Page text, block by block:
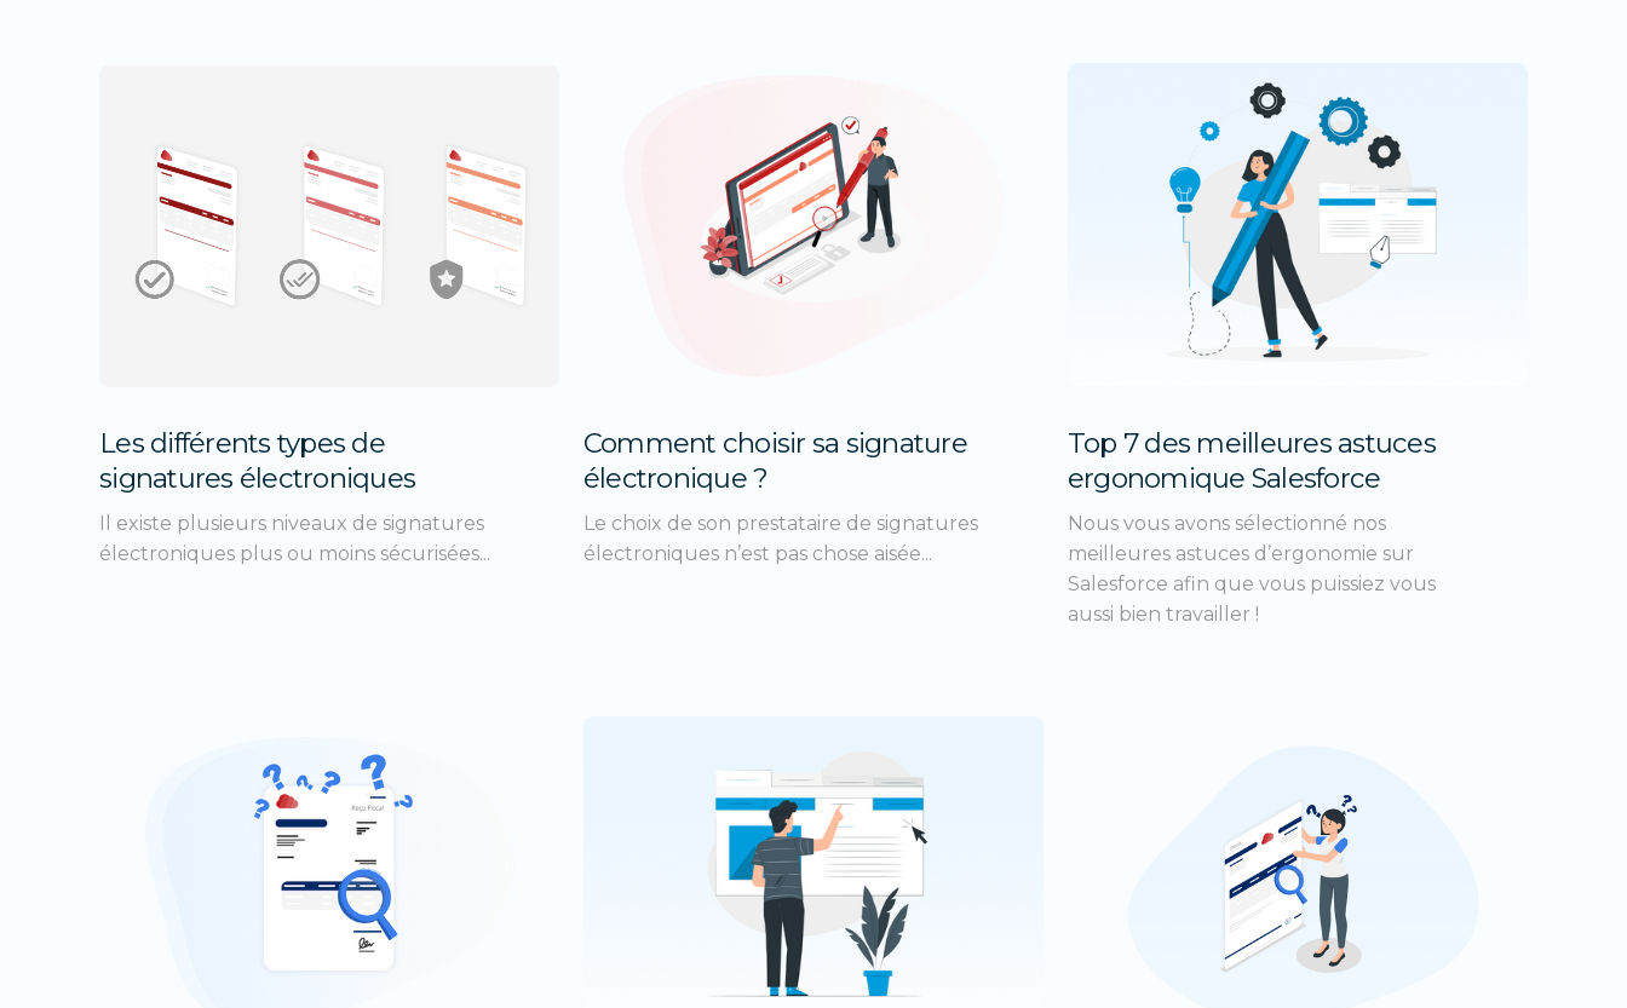
Les différents types de
signatures électroniques
Il existe plusieurs niveaux de signatures
électroniques plus ou moins sécurisées...
Comment choisir sa signature
électronique ?
Le choix de son prestataire de signatures
électroniques n’est pas chose aisée...
Top 7 des meilleures astuces
ergonomique Salesforce
Nous vous avons sélectionné nos
meilleures astuces d’ergonomie sur
Salesforce afin que vous puissiez vous
aussi bien travailler !